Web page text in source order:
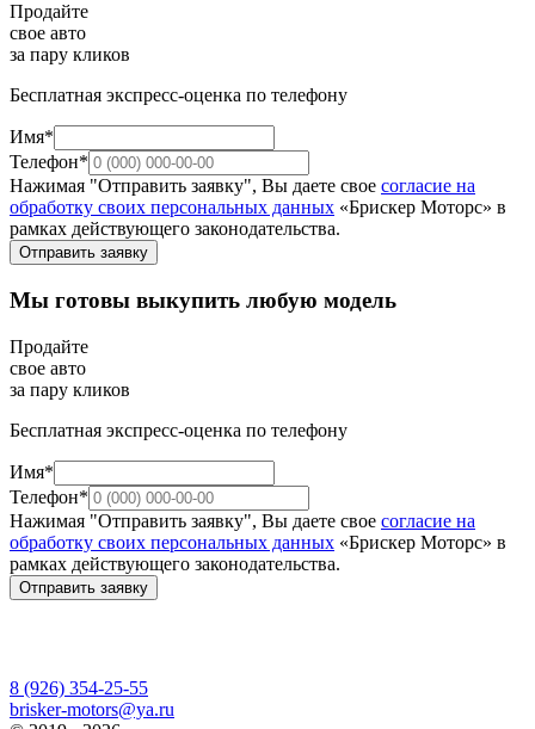
Продайте
свое авто
за пару кликов
Бесплатная экспресс-оценка по телефону
Имя*
Телефон*
Нажимая "Отправить заявку", Вы даете свое согласие на
обработку своих персональных данных «Брискер Моторс» в
рамках действующего законодательства.
Отправить заявку
Мы готовы выкупить любую модель
Продайте
свое авто
за пару кликов
Бесплатная экспресс-оценка по телефону
Имя*
Телефон*
Нажимая "Отправить заявку", Вы даете свое согласие на
обработку своих персональных данных «Брискер Моторс» в
рамках действующего законодательства.
Отправить заявку
8 (926) 354-25-55
brisker-motors@ya.ru